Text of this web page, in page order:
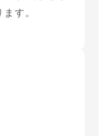
す。